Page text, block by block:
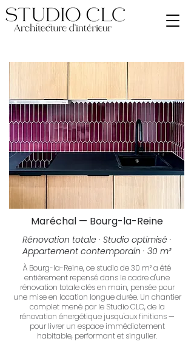
Maréchal — Bourg-la-Reine
Rénovation totale · Studio optimisé ·
Appartement contemporain · 30 m²
À Bourg-la-Reine, ce studio de 30 m² a été
entièrement repensé dans le cadre d'une
rénovation totale clés en main, pensée pour
une mise en location longue durée. Un chantier
complet mené par le Studio CLC, de la
rénovation énergétique jusqu'aux finitions —
pour livrer un espace immédiatement
habitable, performant et singulier.